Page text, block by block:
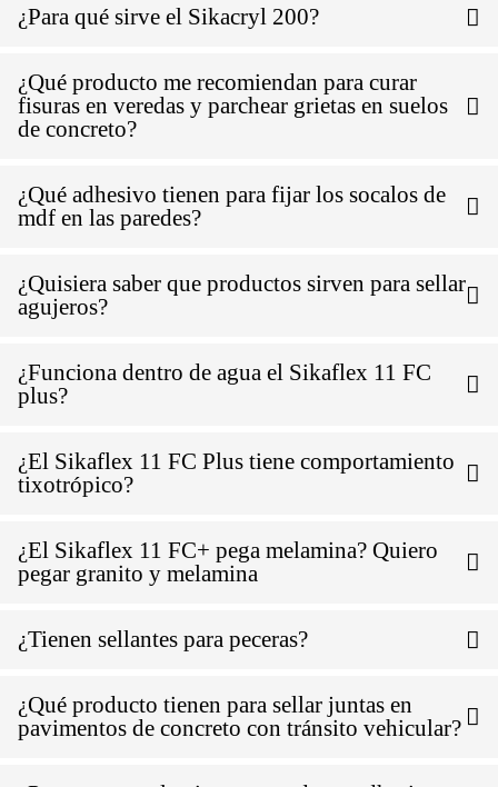
¿Para qué sirve el Sikacryl 200?
¿Qué producto me recomiendan para curar
fisuras en veredas y parchear grietas en suelos
de concreto?
¿Qué adhesivo tienen para fijar los socalos de
mdf en las paredes?
¿Quisiera saber que productos sirven para sellar
agujeros?
¿Funciona dentro de agua el Sikaflex 11 FC
plus?
¿El Sikaflex 11 FC Plus tiene comportamiento
tixotrópico?
¿El Sikaflex 11 FC+ pega melamina? Quiero
pegar granito y melamina
¿Tienen sellantes para peceras?
¿Qué producto tienen para sellar juntas en
pavimentos de concreto con tránsito vehicular?